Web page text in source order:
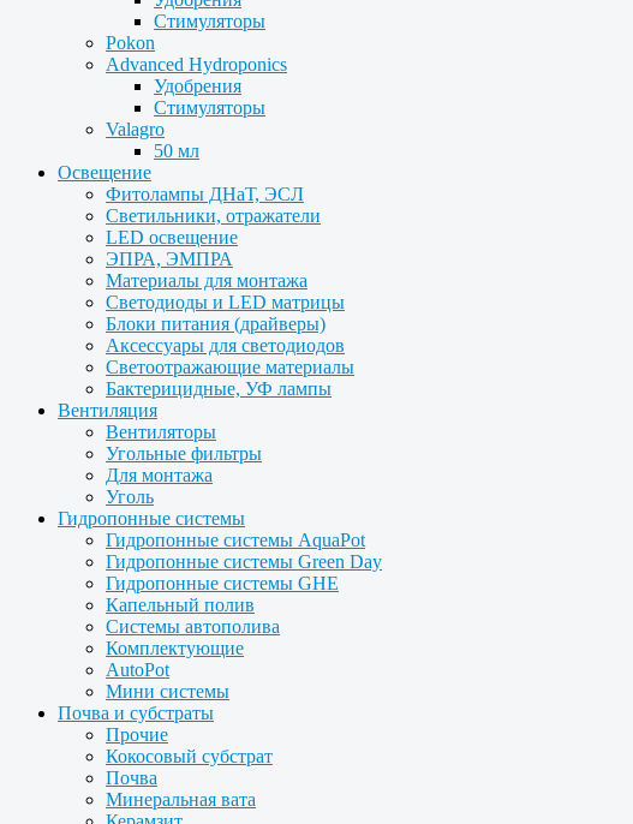
Стимуляторы
Pokon
Advanced Hydroponics
Удобрения
Стимуляторы
Valagro
50 мл
Освещение
Фитолампы ДНаТ, ЭСЛ
Светильники, отражатели
LED освещение
ЭПРА, ЭМПРА
Материалы для монтажа
Светодиоды и LED матрицы
Блоки питания (драйверы)
Аксессуары для светодиодов
Светоотражающие материалы
Бактерицидные, УФ лампы
Вентиляция
Вентиляторы
Угольные фильтры
Для монтажа
Уголь
Гидропонные системы
Гидропонные системы AquaPot
Гидропонные системы Green Day
Гидропонные системы GHE
Капельный полив
Системы автополива
Комплектующие
AutoPot
Мини системы
Почва и субстраты
Прочие
Кокосовый субстрат
Почва
Минеральная вата